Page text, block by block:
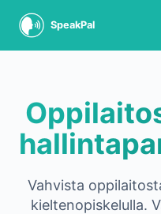
SpeakPal
Vahvista
kieltenopiskelulla.